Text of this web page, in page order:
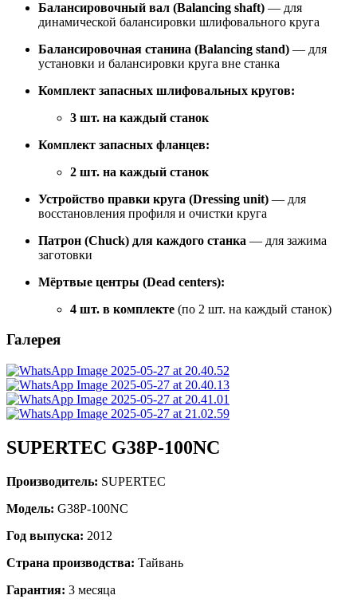
Балансировочный вал (Balancing shaft) — для
динамической балансировки шлифовального круга
Балансировочная станина (Balancing stand) — для
установки и балансировки круга вне станка
Комплект запасных шлифовальных кругов:
3 шт. на каждый станок
Комплект запасных фланцев:
2 шт. на каждый станок
Устройство правки круга (Dressing unit) — для
восстановления профиля и очистки круга
Патрон (Chuck) для каждого станка — для зажима
заготовки
Мёртвые центры (Dead centers):
4 шт. в комплекте (по 2 шт. на каждый станок)
Галерея
SUPERTEC G38P-100NC
Производитель: SUPERTEC
Модель: G38P-100NC
Год выпуска: 2012
Страна производства: Тайвань
Гарантия: 3 месяца